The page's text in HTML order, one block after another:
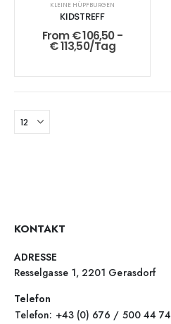
KLEINE HÜPFBURGEN
KIDSTREFF
From€106,50-
€113,50/Tag
KONTAKT
ADRESSE
Resselgasse 1, 2201 Gerasdorf
Telefon
Telefon: +43 (0) 676 / 500 44 74